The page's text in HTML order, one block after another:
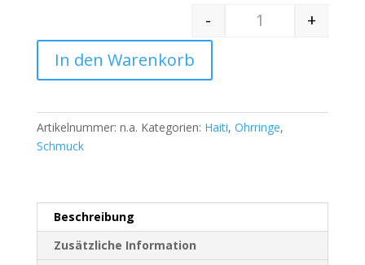
Quantity
-
+
In den Warenkorb
Artikelnummer: n.a. Kategorien: Haiti, Ohrringe,
Schmuck
Beschreibung
Zusätzliche Information